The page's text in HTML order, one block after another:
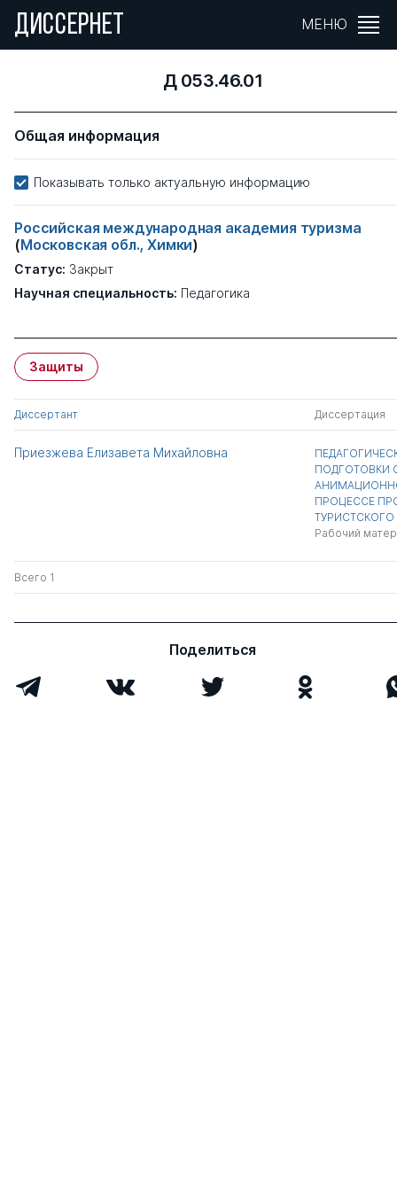
ДИССЕРНЕТ МЕНЮ
Д 053.46.01
Общая информация
Показывать только актуальную информацию
Российская международная академия туризма
(Московская обл., Химки)
Статус: Закрыт
Научная специальность: Педагогика
Защиты
Диссертант Диссертация
Приезжева Елизавета Михайловна
ПОДГОТОВКИ
ПРОЦЕССЕ
Рабочий
Всего 1
Поделиться